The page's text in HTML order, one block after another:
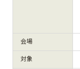
会場
対象